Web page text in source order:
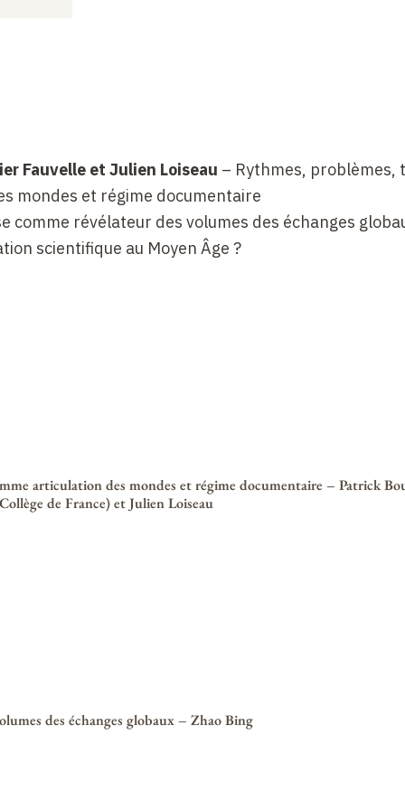
Fauvelle et Julien Loiseau – Rythmes, problèmes,
mondes et régime documentaire
comme révélateur des volumes des échanges
scientifique au Moyen Âge ?
articulation des mondes et régime documentaire – Patrick
de France) et Julien Loiseau
des échanges globaux – Zhao Bing